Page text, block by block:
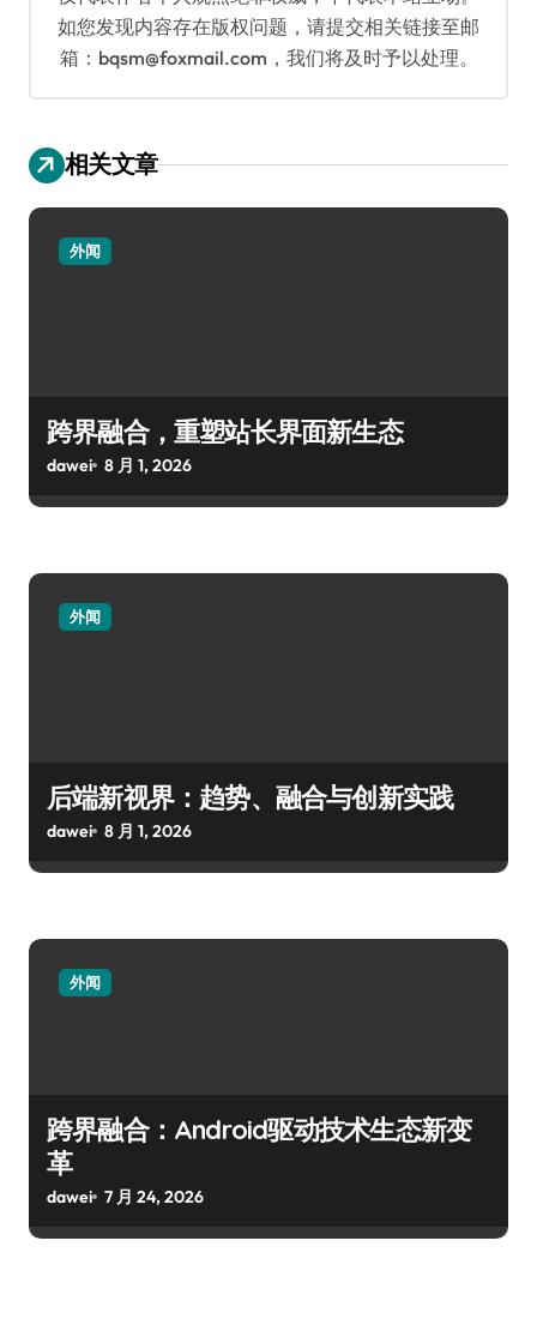
如您发现内容存在版权问题，请提交相关链接至邮
箱：bqsm@foxmail.com，我们将及时予以处理。
相关文章
外闻
跨界融合，重塑站长界面新生态
dawei 8 月 1, 2026
外闻
后端新视界：趋势、融合与创新实践
dawei 8 月 1, 2026
外闻
跨界融合：Android驱动技术生态新变
革
dawei 7 月 24, 2026